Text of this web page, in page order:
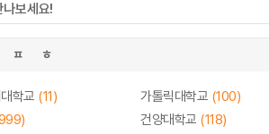
보세요!
ㅍ ㅎ
학교 (11) 가톨릭대학교 (100)
건양대학교 (118)